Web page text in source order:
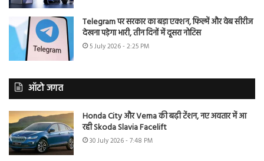
Telegram पर सरकार का बड़ा एक्शन, फिल्में और वेब सीरीज
देखना पड़ेगा भारी, तीन दिनों में दूसरा नोटिस
5 July 2026 - 2:25 PM
ऑटो जगत
Honda City और Verna की बढ़ी टेंशन, नए अवतार में आ
रही Skoda Slavia Facelift
30 July 2026 - 7:48 PM